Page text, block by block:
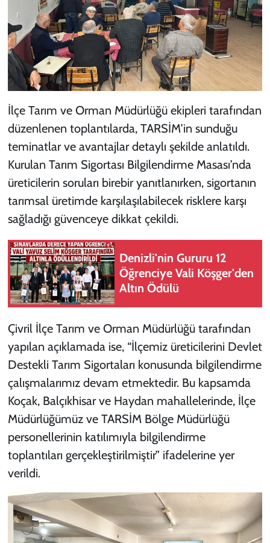
İlçe Tarım ve Orman Müdürlüğü ekipleri tarafından
düzenlenen toplantılarda, TARSİM’in sunduğu
teminatlar ve avantajlar detaylı şekilde anlatıldı.
Kurulan Tarım Sigortası Bilgilendirme Masası’nda
üreticilerin soruları birebir yanıtlanırken, sigortanın
tarımsal üretimde karşılaşılabilecek risklere karşı
sağladığı güvenceye dikkat çekildi.
Denizli'nin Gururu 12
Öğrenciye Vali Köşger'den
Altın Ödülü
Çivril İlçe Tarım ve Orman Müdürlüğü tarafından
yapılan açıklamada ise, “İlçemiz üreticilerini Devlet
Destekli Tarım Sigortaları konusunda bilgilendirme
çalışmalarımız devam etmektedir. Bu kapsamda
Koçak, Balçıkhisar ve Haydan mahallelerinde, İlçe
Müdürlüğümüz ve TARSİM Bölge Müdürlüğü
personellerinin katılımıyla bilgilendirme
toplantıları gerçekleştirilmiştir” ifadelerine yer
verildi.